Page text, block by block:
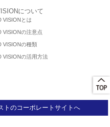
について
VISIONとは
VISIONの注意点
VISIONの種類
VISIONの活用方法
トのコーポレートサイトへ